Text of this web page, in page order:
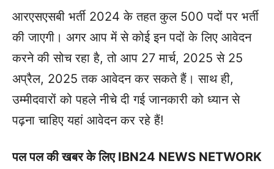
आरएसएसबी भर्ती 2024 के तहत कुल 500 पदों पर भर्ती
की जाएगी। अगर आप में से कोई इन पदों के लिए आवेदन
करने की सोच रहा है, तो आप 27 मार्च, 2025 से 25
अप्रैल, 2025 तक आवेदन कर सकते हैं। साथ ही,
उम्मीदवारों को पहले नीचे दी गई जानकारी को ध्यान से
पढ़ना चाहिए यहां आवेदन कर रहे हैं!
पल पल की खबर के लिए IBN24 NEWS NETWORK